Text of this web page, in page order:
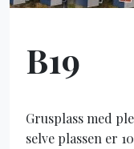
B19
Grusplass med
selve plassen er